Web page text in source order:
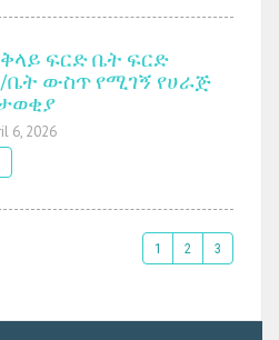
ፍርድ ቤት ፍርድ
ቤት ውስጥ የሚገኝ የሀራጅ
6, 2026
1 2 3